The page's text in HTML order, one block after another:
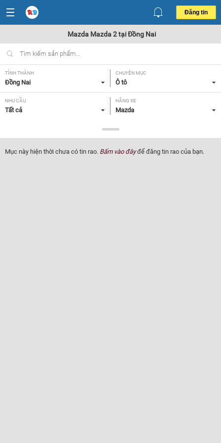
Đăng tin
Mazda Mazda 2 tại Đồng Nai
TỈNH THÀNH
Đồng Nai
CHUYÊN MỤC
Ô tô
NHU CẦU
Tất cả
HÃNG XE
Mazda
Mazda 2
NĂM SẢN XUẤT
Tất cả
GIÁ XE XUẤT XỨ
Mục này hiện thời chưa có tin rao. Bấm vào đâyđể đăng tin rao của bạn.